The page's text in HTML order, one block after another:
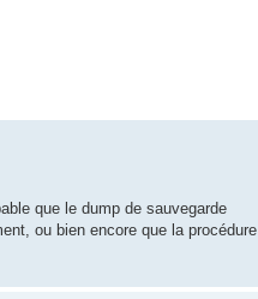
que le dump de sauvegarde
ou bien encore que la procédure